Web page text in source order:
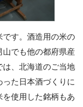
です。酒造用の米の
でも他の都府県産
は、北海道のご当地
た日本酒づくりに
を使用した銘柄もあ